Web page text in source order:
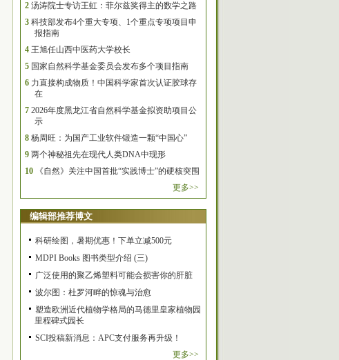
2 汤涛院士专访王虹：菲尔兹奖得主的数学之路
3 科技部发布4个重大专项、1个重点专项项目申
报指南
4 王旭任山西中医药大学校长
5 国家自然科学基金委员会发布多个项目指南
6 力直接构成物质！中国科学家首次认证胶球存
在
7 2026年度黑龙江省自然科学基金拟资助项目公
示
8 杨周旺：为国产工业软件锻造一颗“中国心”
9 两个神秘祖先在现代人类DNA中现形
10
《自然》关注中国首批“实践博士”的硬核突围
更多>>
编辑部推荐博文
科研绘图，暑期优惠！下单立减500元
MDPI Books 图书类型介绍 (三)
广泛使用的聚乙烯塑料可能会损害你的肝脏
波尔图：杜罗河畔的惊魂与治愈
塑造欧洲近代植物学格局的马德里皇家植物园
里程碑式园长
SCI投稿新消息：APC支付服务再升级！
更多>>